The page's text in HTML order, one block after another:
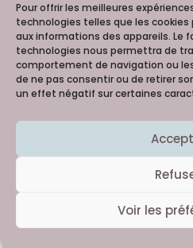
Pour offrir les meilleures
technologies telles que les
aux informations des appareils. Le
technologies nous permettra de
comportement de navigation ou
de ne pas consentir ou de retirer
un effet négatif sur certaines
Voir les